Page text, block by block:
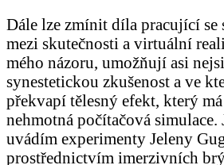
Dále lze zmínit díla pracující se
mezi skutečnosti a virtuální
mého názoru, umožňují asi
synestetickou zkušenost a ve
překvapí tělesný efekt, který
nehmotná počítačová simulace.
uvádím experimenty Jeleny
prostřednictvím imerzivních